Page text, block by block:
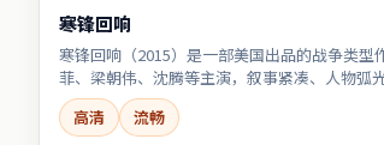
寒锋回响
寒锋回响（2015）是一部美国出品的战争类型
菲、梁朝伟、沈腾等主演，叙事紧凑、人物弧光
高清
流畅